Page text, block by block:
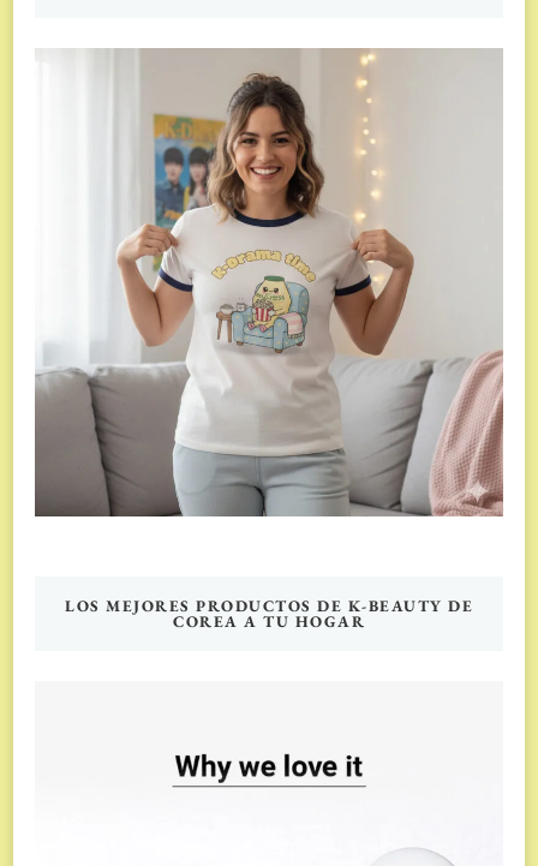
LOS MEJORES PRODUCTOS DE K-BEAUTY DE
COREA A TU HOGAR